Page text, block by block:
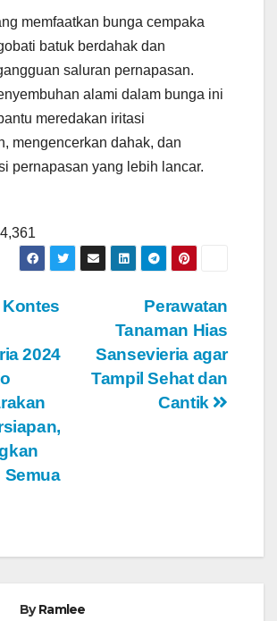
memfaatkan bunga cempaka
batuk berdahak dan
saluran pernapasan.
alami dalam bunga ini
meredakan iritasi
mengencerkan dahak, dan
pernapasan yang lebih lancar.
4,361
Perawatan
Tanaman Hias
Sansevieria agar
Tampil Sehat dan
Cantik
2024
Semua
ByRamlee